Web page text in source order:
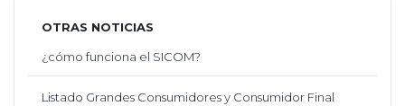
OTRAS NOTICIAS
¿cómo funciona el SICOM?
Listado Grandes Consumidores y Consumidor Final